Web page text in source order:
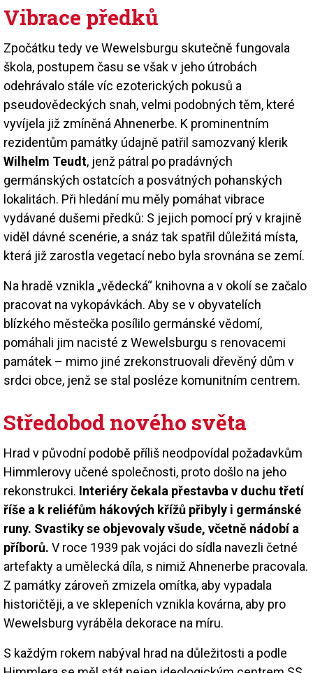
Vibrace předků
Zpočátku tedy ve Wewelsburgu skutečně fungovala
škola, postupem času se však v jeho útrobách
odehrávalo stále víc ezoterických pokusů a
pseudovědeckých snah, velmi podobných těm, které
vyvíjela již zmíněná Ahnenerbe. K prominentním
rezidentům památky údajně patřil samozvaný klerik
Wilhelm Teudt, jenž pátral po pradávných
germánských ostatcích a posvátných pohanských
lokalitách. Při hledání mu měly pomáhat vibrace
vydávané dušemi předků: S jejich pomocí prý v krajině
viděl dávné scenérie, a snáz tak spatřil důležitá místa,
která již zarostla vegetací nebo byla srovnána se zemí.
Na hradě vznikla „vědecká“ knihovna a v okolí se začalo
pracovat na vykopávkách. Aby se v obyvatelích
blízkého městečka posílilo germánské vědomí,
pomáhali jim nacisté z Wewelsburgu s renovacemi
památek – mimo jiné zrekonstruovali dřevěný dům v
srdci obce, jenž se stal posléze komunitním centrem.
Středobod nového světa
Hrad v původní podobě příliš neodpovídal požadavkům
Himmlerovy učené společnosti, proto došlo na jeho
rekonstrukci. Interiéry čekala přestavba v duchu třetí
říše a k reliéfům hákových křížů přibyly i germánské
runy. Svastiky se objevovaly všude, včetně nádobí a
příborů. V roce 1939 pak vojáci do sídla navezli četné
artefakty a umělecká díla, s nimiž Ahnenerbe pracovala.
Z památky zároveň zmizela omítka, aby vypadala
historičtěji, a ve sklepeních vznikla kovárna, aby pro
Wewelsburg vyráběla dekorace na míru.
S každým rokem nabýval hrad na důležitosti a podle